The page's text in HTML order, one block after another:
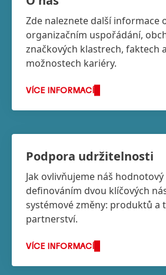
Zde naleznete další informace
organizačním uspořádání,
značkových klastrech, faktech
možnostech kariéry.
VÍCE INFORMACÍ
Podpora udržitelnosti
Jak ovlivňujeme náš
definováním dvou klíčových
systémové změny: produktů a
partnerství.
VÍCE INFORMACÍ